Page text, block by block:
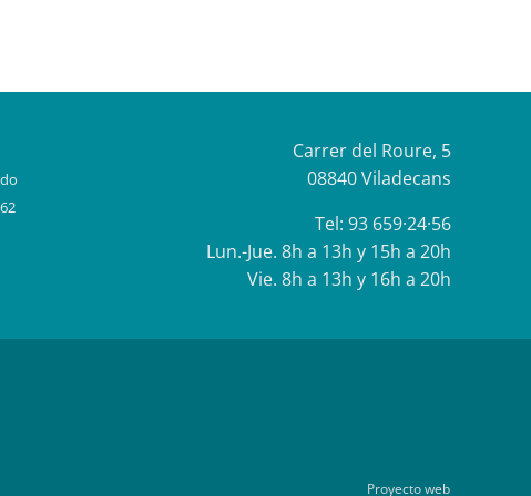
Carrer del Roure, 5
08840 Viladecans
Tel: 93 659·24·56
Lun.-Jue. 8h a 13h y 15h a 20h
Vie. 8h a 13h y 16h a 20h
Proyecto web